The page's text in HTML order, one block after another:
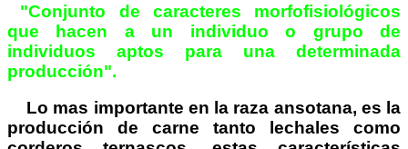
"Conjunto de caracteres morfofisiológicos
que hacen a un individuo o grupo de
individuos aptos para una determinada
producción".
Lo mas importante en la raza ansotana, es la
producción de carne tanto lechales como